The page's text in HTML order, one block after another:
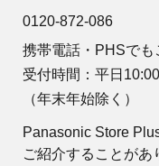
0120-872-086
携帯電話・PHSでも
受付時間：平日
（年末年始除く）
Panasonic Store
ご紹介することがあ